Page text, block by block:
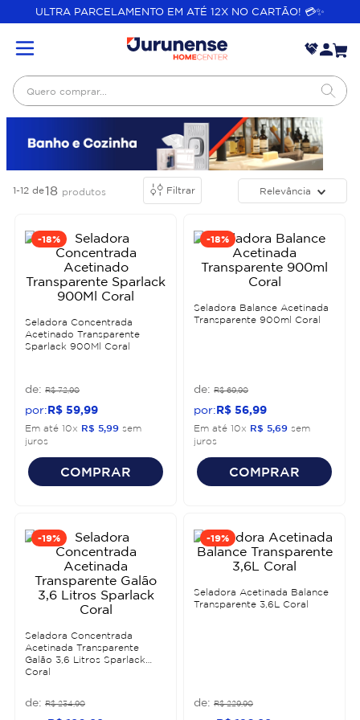
ULTRA PARCELAMENTO EM ATÉ 12X NO CARTÃO! 💳✨
Quero comprar...
1-12 de18 produtos Filtrar Relevância
-18%
Seladora Concentrada
Acetinado Transparente
Sparlack 900Ml Coral
R$ 72,90
R$ 59 99
Em até 10x R$ 5,99 sem
juros
COMPRAR
-18%
Seladora Balance Acetinada
Transparente 900ml Coral
R$ 69,90
R$ 56 99
Em até 10x R$ 5,69 sem
juros
COMPRAR
-19%
Seladora Concentrada
Acetinada Transparente
Galão 3,6 Litros Sparlack
Coral
R$ 234,90
-19%
Seladora Acetinada Balance
Transparente 3,6L Coral
R$ 229,90